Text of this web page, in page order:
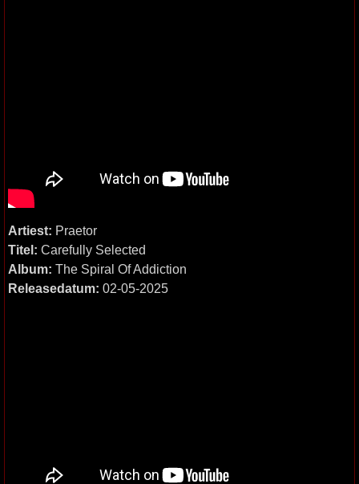
Artiest: Praetor
Titel: Carefully Selected
Album: The Spiral Of Addiction
Releasedatum: 02-05-2025